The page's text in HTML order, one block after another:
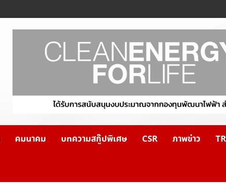
คมนาคม บทความสกู๊ปพิเศษ CSR ภาพข่าว